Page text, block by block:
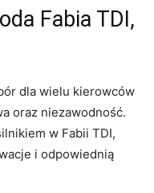
Fabia ‍TDI,
⁣dla wielu kierowców
oraz niezawodność.
‍w ⁣Fabii TDI,
i odpowiednią